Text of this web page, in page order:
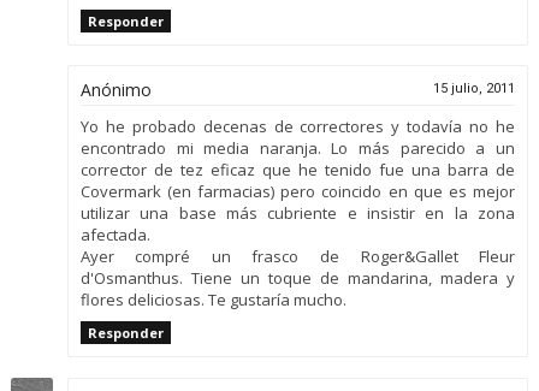
Responder
Anónimo 15 julio, 2011
Yo he probado decenas de correctores y todavía no he
encontrado mi media naranja. Lo más parecido a un
corrector de tez eficaz que he tenido fue una barra de
Covermark (en farmacias) pero coincido en que es mejor
utilizar una base más cubriente e insistir en la zona
afectada.
Ayer compré un frasco de Roger&Gallet Fleur
d'Osmanthus. Tiene un toque de mandarina, madera y
flores deliciosas. Te gustaría mucho.
Responder